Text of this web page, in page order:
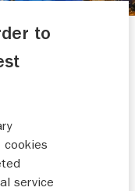
to
cookies
service